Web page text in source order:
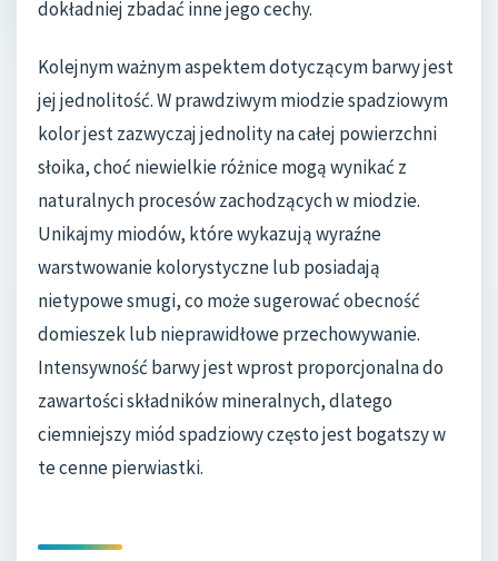
dokładniej zbadać inne jego cechy.
Kolejnym ważnym aspektem dotyczącym barwy jest
jej jednolitość. W prawdziwym miodzie spadziowym
kolor jest zazwyczaj jednolity na całej powierzchni
słoika, choć niewielkie różnice mogą wynikać z
naturalnych procesów zachodzących w miodzie.
Unikajmy miodów, które wykazują wyraźne
warstwowanie kolorystyczne lub posiadają
nietypowe smugi, co może sugerować obecność
domieszek lub nieprawidłowe przechowywanie.
Intensywność barwy jest wprost proporcjonalna do
zawartości składników mineralnych, dlatego
ciemniejszy miód spadziowy często jest bogatszy w
te cenne pierwiastki.